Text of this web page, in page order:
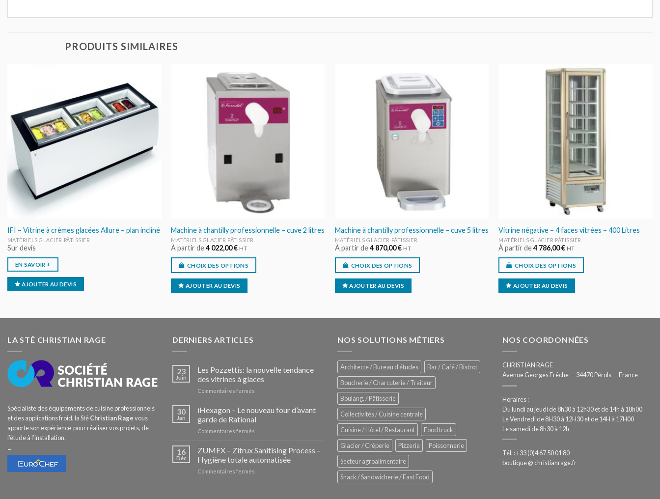
PRODUITS SIMILAIRES
AJOUTER
AU DEVIS
IFI – Vitrine à crèmes glacées Allure – plan incliné
MATÉRIELS GLACIER PÂTISSIER
Sur devis
EN SAVOIR +
AJOUTER AU DEVIS
AJOUTER
AU DEVIS
Machine à chantilly professionnelle – cuve 2 litres
MATÉRIELS GLACIER PÂTISSIER
À partir de4 022,00€ HT
CHOIX DES OPTIONS
AJOUTER AU DEVIS
AJOUTER
AU DEVIS
Machine à chantilly professionnelle – cuve 5 litres
MATÉRIELS GLACIER PÂTISSIER
À partir de4 870,00€ HT
CHOIX DES OPTIONS
AJOUTER AU DEVIS
Vitrine négative – 4 faces vitrées – 400 Litres
MATÉRIELS GLACIER PÂTISSIER
À partir de4 786,00€ HT
CHOIX DES OPTIONS
AJOUTER AU DEVIS
LA STÉ CHRISTIAN RAGE
Spécialiste des équipements de cuisine professionnels
et des applications froid, la StéChristian Ragevous
apporte son expérience pour réaliser vos projets, de
l’étude à l’installation.
–
DERNIERS ARTICLES
23
Juin
Les Pozzettis: la nouvelle tendance
des vitrines à glaces
Commentaires fermés
Pozzettis:
nouvelle
vitrines
30
Jan
iHexagon – Le nouveau four d’avant
garde de Rational
Commentaires fermés
–
nouveau
16
Déc
ZUMEX – Zitrux Sanitising Process –
Hygiène totale automatisée
Commentaires fermés
NOS SOLUTIONS MÉTIERS
Architecte / Bureau d'études
Bar / Café / Bistrot
Boucherie / Charcuterie / Traiteur
Boulang. / Pâtisserie
Collectivités / Cuisine centrale
Cuisine / Hôtel / Restaurant
Food truck
Glacier / Crêperie
Pizzeria
Poissonnerie
Secteur agroalimentaire
Snack / Sandwicherie / Fast Food
NOS COORDONNÉES
CHRISTIAN RAGE
Avenue Georges Frêche — 34470 Pérols — France
Horaires :
Du lundi au jeudi de 8h30 à 12h30 et de 14h à 18h00
Le Vendredi de 8H30 à 12H30 et de 14H à 17H00
Le samedi de 8h30 à 12h
Tél. : +33 (0)4 67 50 01 80
boutique @ christianrage.fr